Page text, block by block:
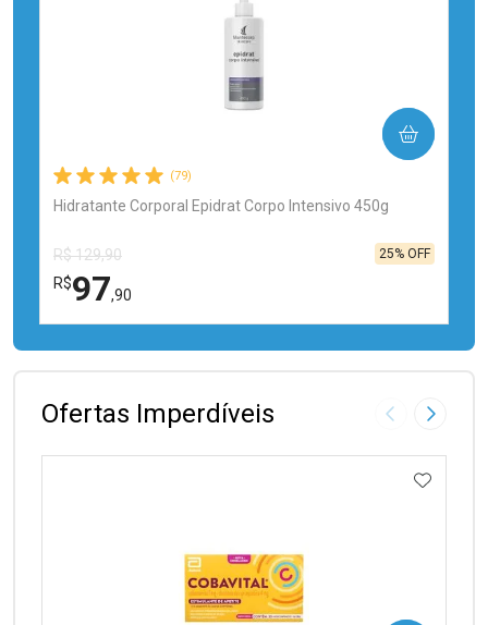
(79)
Hidratante Corporal Epidrat Corpo Intensivo 450g
R$ 129,90
R$97,90
25% OFF
COMPRAR
FECHAR
FECHAR
Ofertas Imperdíveis Imagem